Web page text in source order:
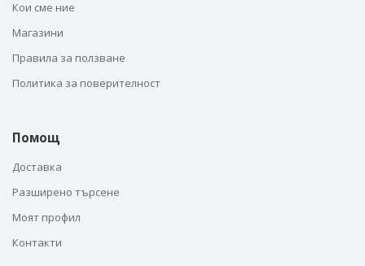
Кои сме ние
Магазини
Правила за ползване
Политика за поверителност
Помощ
Доставка
Разширено търсене
Моят профил
Контакти